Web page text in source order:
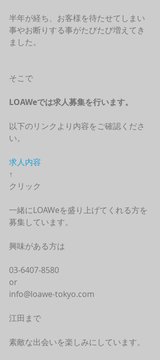
半年が経ち、お客様を待たせてしまい
事やお断りする事がたびたび増えてき
ました。
そこで
LOAWeでは求人募集を行います。
以下のリンクより内容をご確認くださ
い。
求人内容
↑
クリック
一緒にLOAWeを盛り上げてくれる方を
募集しています。
興味がある方は
03-6407-8580
or
info@loawe-tokyo.com
江田まで
素敵な出会いを楽しみにしています。